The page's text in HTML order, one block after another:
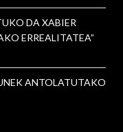
DA XABIER
ERREALITATEA”
ANTOLATUTAKO